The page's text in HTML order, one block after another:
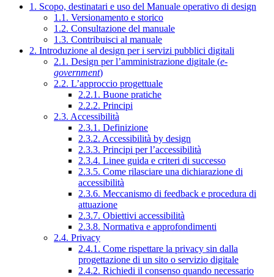
1. Scopo, destinatari e uso del Manuale operativo di design
1.1. Versionamento e storico
1.2. Consultazione del manuale
1.3. Contribuisci al manuale
2. Introduzione al design per i servizi pubblici digitali
2.1. Design per l’amministrazione digitale (e-
government)
2.2. L’approccio progettuale
2.2.1. Buone pratiche
2.2.2. Principi
2.3. Accessibilità
2.3.1. Definizione
2.3.2. Accessibilità by design
2.3.3. Principi per l’accessibilità
2.3.4. Linee guida e criteri di successo
2.3.5. Come rilasciare una dichiarazione di
accessibilità
2.3.6. Meccanismo di feedback e procedura di
attuazione
2.3.7. Obiettivi accessibilità
2.3.8. Normativa e approfondimenti
2.4. Privacy
2.4.1. Come rispettare la privacy sin dalla
progettazione di un sito o servizio digitale
2.4.2. Richiedi il consenso quando necessario